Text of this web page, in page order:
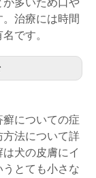
治療には時間
です。
についての症
法について詳
犬の皮膚にイ
うとても小さな